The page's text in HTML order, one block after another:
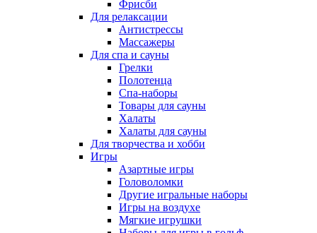
Фрисби
Для релаксации
Антистрессы
Массажеры
Для спа и сауны
Грелки
Полотенца
Спа-наборы
Товары для сауны
Халаты
Халаты для сауны
Для творчества и хобби
Игры
Азартные игры
Головоломки
Другие игральные наборы
Игры на воздухе
Мягкие игрушки